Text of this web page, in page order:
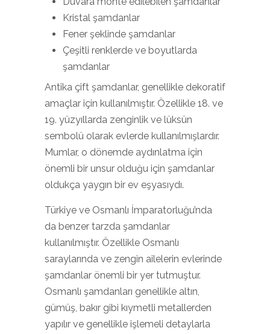
Kristal şamdanlar
Fener şeklinde şamdanlar
Çeşitli renklerde ve boyutlarda
şamdanlar
Antika çift şamdanlar, genellikle dekoratif
amaçlar için kullanılmıştır. Özellikle 18. ve
19. yüzyıllarda zenginlik ve lüksün
sembolü olarak evlerde kullanılmışlardır.
Mumlar, o dönemde aydınlatma için
önemli bir unsur olduğu için şamdanlar
oldukça yaygın bir ev eşyasıydı.
Türkiye ve Osmanlı İmparatorluğu’nda
da benzer tarzda şamdanlar
kullanılmıştır. Özellikle Osmanlı
saraylarında ve zengin ailelerin evlerinde
şamdanlar önemli bir yer tutmuştur.
Osmanlı şamdanları genellikle altın,
gümüş, bakır gibi kıymetli metallerden
yapılır ve genellikle işlemeli detaylarla